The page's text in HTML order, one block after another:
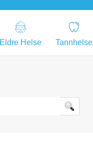
Eldre Helse Tannhelse